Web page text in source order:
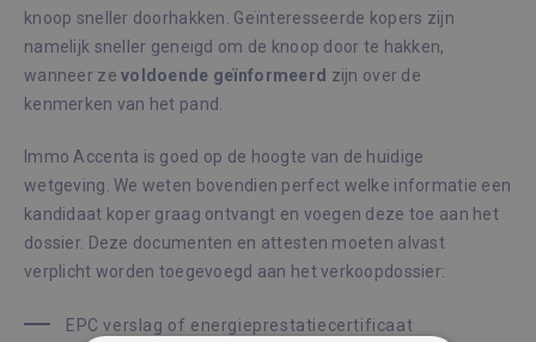
knoop sneller doorhakken. Geïnteresseerde kopers zijn
namelijk sneller geneigd om de knoop door te hakken,
wanneer zevoldoende geïnformeerd zijn over de
kenmerken van het pand.
Immo Accenta is goed op de hoogte van de huidige
wetgeving. We weten bovendien perfect welke informatie een
kandidaat koper graag ontvangt en voegen deze toe aan het
dossier. Deze documenten en attesten moeten alvast
verplicht worden toegevoegd aan het verkoopdossier:
EPC verslag of energieprestatiecertificaat